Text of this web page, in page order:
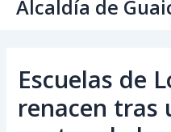
Alcaldía de
Escuelas de
renacen tras
de